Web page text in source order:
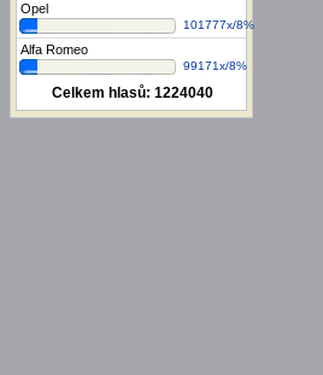
Opel
101777x/8%
Alfa Romeo
99171x/8%
Celkem hlasů: 1224040